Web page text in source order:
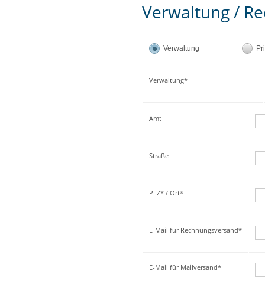
Verwaltung /
Verwaltung
Verwaltung*
Amt
Straße
PLZ* / Ort*
E-Mail für Rechnungsversand*
E-Mail für Mailversand*